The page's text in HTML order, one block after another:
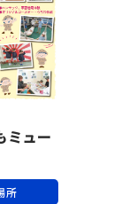
ミュー
所